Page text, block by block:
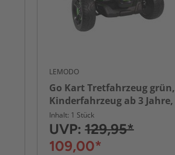
LEMODO
Go Kart Tretfahrzeug grün,
Kinderfahrzeug ab 3 Jahre,
Pedalfahrzeug
Inhalt: 1 Stück
UVP: 129,95*
109,00*